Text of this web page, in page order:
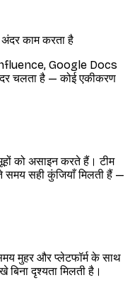
काम करता है
Google Docs
चलता है — कोई एकीकरण
को असाइन करते हैं। टीम
सही कुंजियाँ मिलती हैं —
मुहर और प्लेटफॉर्म के साथ
दृश्यता मिलती है।